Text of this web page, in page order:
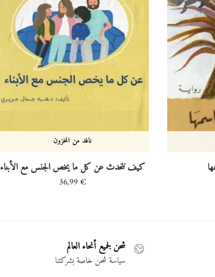
نافد من المخزون
كيف نتحدث عن كل ما يخص الجنس مع الأبناء
36,99€
شحن لجميع أنحاء العالم
سياسة شحن خاصة بشركتنا